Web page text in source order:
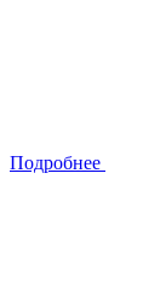
Подробнее